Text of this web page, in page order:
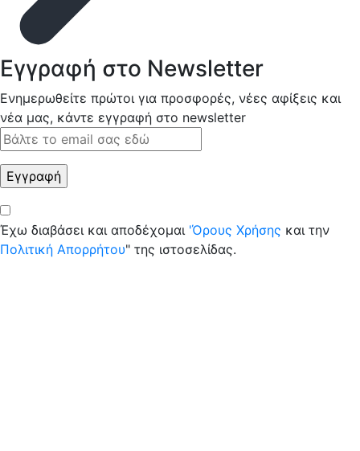
Εγγραφή στο Newsletter
Ενημερωθείτε πρώτοι για προσφορές, νέες αφίξεις και
νέα μας, κάντε εγγραφή στο newsletter
Έχω διαβάσει και αποδέχομαι 'Όρους Χρήσης και την
Πολιτική Απορρήτου" της ιστοσελίδας.